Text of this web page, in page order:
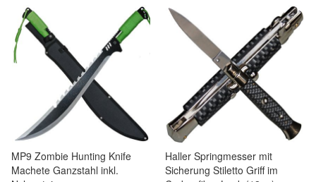
MP9 Zombie Hunting Knife
Machete Ganzstahl inkl.
Haller Springmesser mit
Sicherung Stiletto Griff im